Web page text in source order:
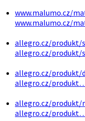
www.malumo.cz/
www.malumo.cz/
allegro.cz/produkt/
allegro.cz/produkt/
allegro.cz/produkt/
allegro.cz/
allegro.cz/
allegro.cz/